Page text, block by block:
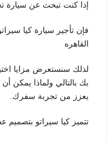
إذا كنت تبحث عن سيارة
فإن تأجير سيارة كيا
القاهره
لذلك سنستعرض مزايا
بك بالتالي ولماذا يمكن
يعزز من تجربة سفرك.
تتميز كيا سيراتو